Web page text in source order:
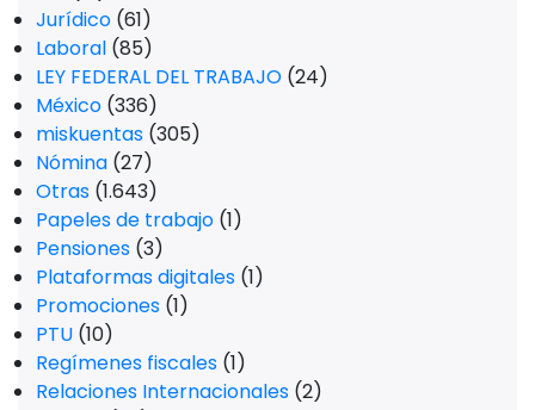
Jurídico (61)
Laboral (85)
LEY FEDERAL DEL TRABAJO (24)
México (336)
miskuentas (305)
Nómina (27)
Otras (1.643)
Papeles de trabajo (1)
Pensiones (3)
Plataformas digitales (1)
Promociones (1)
PTU (10)
Regímenes fiscales (1)
Relaciones Internacionales (2)